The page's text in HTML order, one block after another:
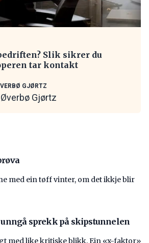
Slik sikrer du
tar kontakt
GJØRTZ
Gjørtz
med ein tøff vinter, om det ikkje blir
unngå sprekk på skipstunnelen
med like kritiske blikk. Ein «x-faktor»